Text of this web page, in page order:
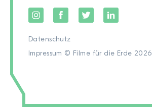
Datenschutz
Impressum © Filme für die Erde 2026